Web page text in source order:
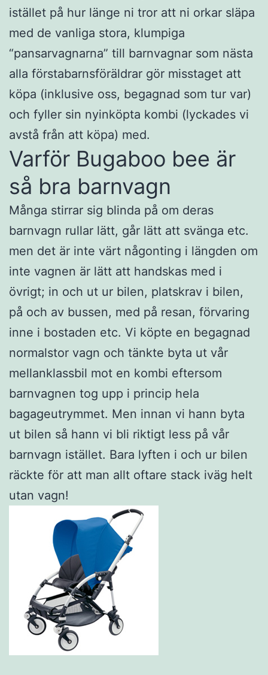
istället på hur länge ni tror att ni orkar släpa
med de vanliga stora, klumpiga
“pansarvagnarna” till barnvagnar som nästa
alla förstabarnsföräldrar gör misstaget att
köpa (inklusive oss, begagnad som tur var)
och fyller sin nyinköpta kombi (lyckades vi
avstå från att köpa) med.
Varför Bugaboo bee är
så bra barnvagn
Många stirrar sig blinda på om deras
barnvagn rullar lätt, går lätt att svänga etc.
men det är inte värt någonting i längden om
inte vagnen är lätt att handskas med i
övrigt; in och ut ur bilen, platskrav i bilen,
på och av bussen, med på resan, förvaring
inne i bostaden etc. Vi köpte en begagnad
normalstor vagn och tänkte byta ut vår
mellanklassbil mot en kombi eftersom
barnvagnen tog upp i princip hela
bagageutrymmet. Men innan vi hann byta
ut bilen så hann vi bli riktigt less på vår
barnvagn istället. Bara lyften i och ur bilen
räckte för att man allt oftare stack iväg helt
utan vagn!